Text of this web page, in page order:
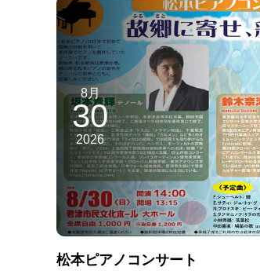
8月
30
2026
松本ピアノコンサート